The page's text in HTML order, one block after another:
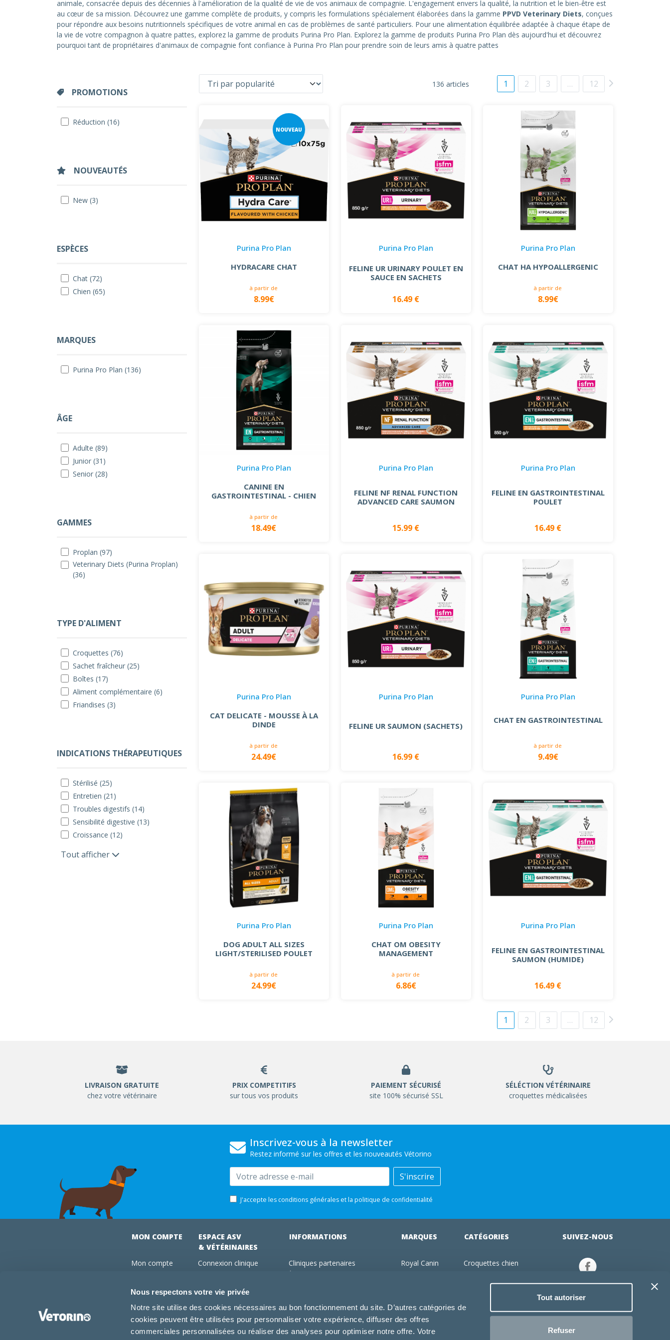
Nous respectons votre vie privée
Notre site utilise des cookies nécessaires au bon fonctionnement du site. D’autres catégories de
cookies peuvent être utilisées pour personnaliser votre expérience, diffuser des offres
commerciales personnalisées ou réaliser des analyses pour optimiser notre offre. Votre
Tout autoriser
Refuser
animale, consacrée depuis des décennies à l'amélioration de la qualité de vie de vos animaux de compagnie. L'engagement envers la qualité, la nutrition et le bien-être est
au cœur de sa mission. Découvrez une gamme complète de produits, y compris les formulations spécialement élaborées dans la gamme PPVD Veterinary Diets, conçues
pour répondre aux besoins nutritionnels spécifiques de votre animal en cas de problèmes de santé particuliers. Pour une alimentation équilibrée adaptée à chaque étape de
la vie de votre compagnon à quatre pattes, explorez la gamme de produits Purina Pro Plan. Explorez la gamme de produits Purina Pro Plan dès aujourd'hui et découvrez
pourquoi tant de propriétaires d'animaux de compagnie font confiance à Purina Pro Plan pour prendre soin de leurs amis à quatre pattes
PROMOTIONS
Réduction (16)
NOUVEAUTÉS
New (3)
ESPÈCES
Chat (72)
Chien (65)
MARQUES
Purina Pro Plan (136)
ÂGE
Adulte (89)
Junior (31)
Senior (28)
GAMMES
Proplan (97)
Veterinary Diets (Purina Proplan)
(36)
TYPE D'ALIMENT
Croquettes (76)
Sachet fraîcheur (25)
Boîtes (17)
Aliment complémentaire (6)
Friandises (3)
INDICATIONS THÉRAPEUTIQUES
Stérilisé (25)
Entretien (21)
Troubles digestifs (14)
Sensibilité digestive (13)
Croissance (12)
Tout afficher
136 articles 1 2 3 … 12
NOUVEAU
Purina Pro Plan
HYDRACARE CHAT
à partir de
8.99€
Purina Pro Plan
FELINE UR URINARY POULET EN
SAUCE EN SACHETS
16.49 €
Purina Pro Plan
CHAT HA HYPOALLERGENIC
à partir de
8.99€
Purina Pro Plan
CANINE EN
GASTROINTESTINAL - CHIEN
à partir de
18.49€
Purina Pro Plan
FELINE NF RENAL FUNCTION
ADVANCED CARE SAUMON
15.99 €
Purina Pro Plan
FELINE EN GASTROINTESTINAL
POULET
16.49 €
Purina Pro Plan
CAT DELICATE - MOUSSE À LA
DINDE
à partir de
24.49€
Purina Pro Plan
FELINE UR SAUMON (SACHETS)
16.99 €
Purina Pro Plan
CHAT EN GASTROINTESTINAL
à partir de
9.49€
Purina Pro Plan
DOG ADULT ALL SIZES
LIGHT/STERILISED POULET
à partir de
24.99€
Purina Pro Plan
CHAT OM OBESITY
MANAGEMENT
à partir de
6.86€
Purina Pro Plan
FELINE EN GASTROINTESTINAL
SAUMON (HUMIDE)
16.49 €
1 2 3 … 12
LIVRAISON GRATUITE
chez votre vétérinaire
PRIX COMPETITIFS
sur tous vos produits
PAIEMENT SÉCURISÉ
site 100% sécurisé SSL
SÉLÉCTION VÉTÉRINAIRE
croquettes médicalisées
Inscrivez-vous à la newsletter
Restez informé sur les offres et les nouveautés Vétorino
Email S'inscrire
J'accepte les conditions générales et la politique de confidentialité
MON COMPTE
Mon compte
Conseils vétos
FAQ
ESPACE ASV
& VÉTÉRINAIRES
Connexion clinique
Devenir adhérent Vétorino
INFORMATIONS
Cliniques partenaires
Utilisation des cookies
Conditions générales d'utilisation
MARQUES
Royal Canin
Specific
Dechra
Tonivet
CATÉGORIES
Croquettes chien
Jouets chien
Produits vétérinaire chien
SUIVEZ-NOUS